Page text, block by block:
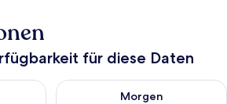
für diese Daten
für heute Nacht, Aug. 10 - Aug.
Morgen
Überprüfe die Verfügbarkeit